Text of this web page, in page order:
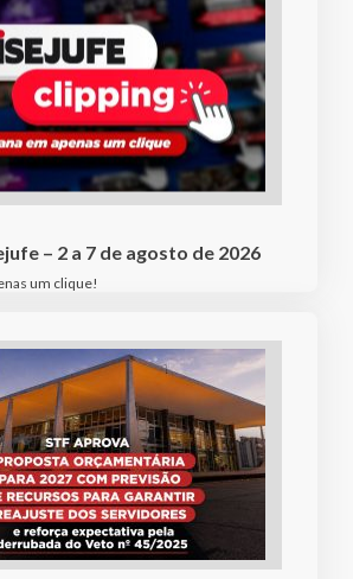
– 2 a 7 de agosto de 2026
um clique!